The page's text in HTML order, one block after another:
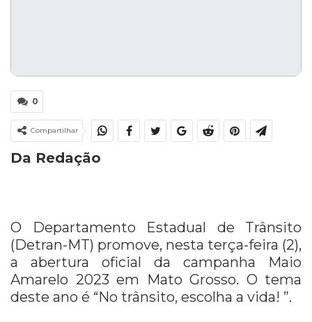
0
Compartilhar
Da Redação
O Departamento Estadual de Trânsito
(Detran-MT) promove, nesta terça-feira (2),
a abertura oficial da campanha Maio
Amarelo 2023 em Mato Grosso. O tema
deste ano é “No trânsito, escolha a vida! ”.